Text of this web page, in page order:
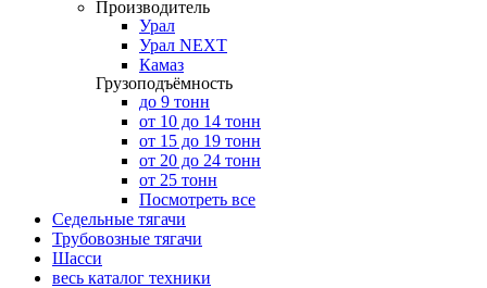
Производитель
Урал
Урал NEXT
Камаз
Грузоподъёмность
до 9 тонн
от 10 до 14 тонн
от 15 до 19 тонн
от 20 до 24 тонн
от 25 тонн
Посмотреть все
Седельные тягачи
Трубовозные тягачи
Шасси
весь каталог техники